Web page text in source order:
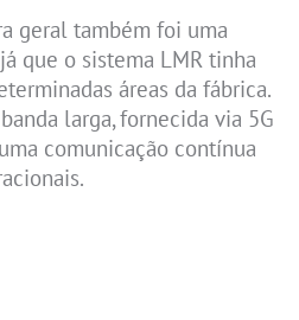
geral também foi uma
que o sistema LMR tinha
áreas da fábrica.
larga, fornecida via 5G
comunicação contínua